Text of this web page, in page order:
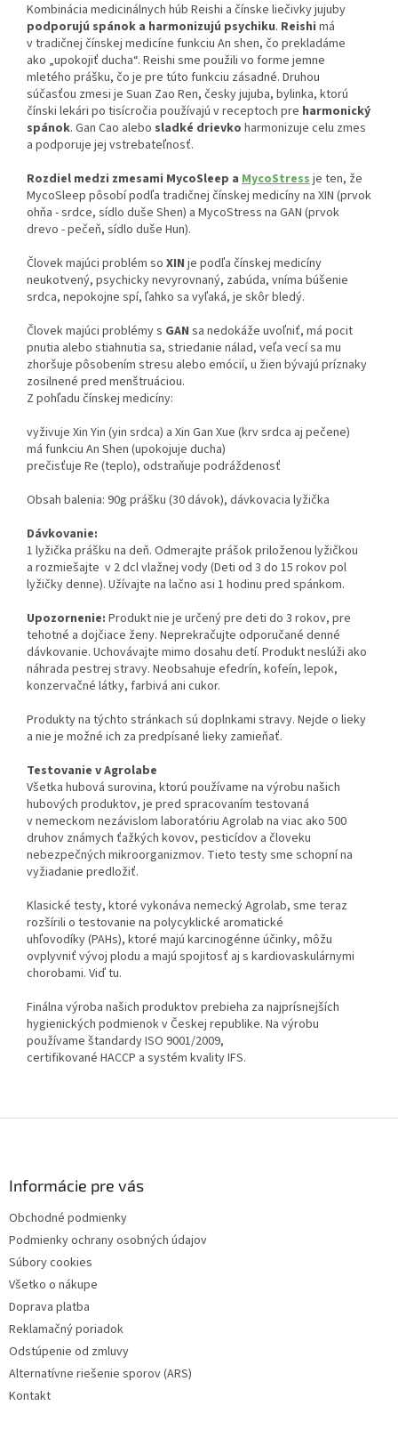
Kombinácia medicinálnych húb Reishi a čínske liečivky jujuby
podporujú spánok a harmonizujú psychiku. Reishi má
v tradičnej čínskej medicíne funkciu An shen, čo prekladáme
ako „upokojiť ducha“. Reishi sme použili vo forme jemne
mletého prášku, čo je pre túto funkciu zásadné. Druhou
súčasťou zmesi je Suan Zao Ren, česky jujuba, bylinka, ktorú
čínski lekári po tisícročia používajú v receptoch pre harmonický
spánok. Gan Cao alebo sladké drievko harmonizuje celu zmes
a podporuje jej vstrebateľnosť.
Rozdiel medzi zmesami MycoSleep a MycoStressje ten, že
MycoSleep pôsobí podľa tradičnej čínskej medicíny na XIN (prvok
ohňa - srdce, sídlo duše Shen) a MycoStress na GAN (prvok
drevo - pečeň, sídlo duše Hun).
Človek majúci problém so XIN je podľa čínskej medicíny
neukotvený, psychicky nevyrovnaný, zabúda, vníma búšenie
srdca, nepokojne spí, ľahko sa vyľaká, je skôr bledý.
Človek majúci problémy s GAN sa nedokáže uvoľniť, má pocit
pnutia alebo stiahnutia sa, striedanie nálad, veľa vecí sa mu
zhoršuje pôsobením stresu alebo emócií, u žien bývajú príznaky
zosilnené pred menštruáciou.
Z pohľadu čínskej medicíny:
vyživuje Xin Yin (yin srdca) a Xin Gan Xue (krv srdca aj pečene)
má funkciu An Shen (upokojuje ducha)
prečisťuje Re (teplo), odstraňuje podráždenosť
Obsah balenia: 90g prášku (30 dávok), dávkovacia lyžička
Dávkovanie:
1 lyžička prášku na deň. Odmerajte prášok priloženou lyžičkou
a rozmiešajte v 2 dcl vlažnej vody (Deti od 3 do 15 rokov pol
lyžičky denne). Užívajte na lačno asi 1 hodinu pred spánkom.
Upozornenie: Produkt nie je určený pre deti do 3 rokov, pre
tehotné a dojčiace ženy. Neprekračujte odporučané denné
dávkovanie. Uchovávajte mimo dosahu detí. Produkt neslúži ako
náhrada pestrej stravy. Neobsahuje efedrín, kofeín, lepok,
konzervačné látky, farbivá ani cukor.
Produkty na týchto stránkach sú doplnkami stravy. Nejde o lieky
a nie je možné ich za predpísané lieky zamieňať.
Testovanie v Agrolabe
Všetka hubová surovina, ktorú používame na výrobu našich
hubových produktov, je pred spracovaním testovaná
v nemeckom nezávislom laboratóriu Agrolab na viac ako 500
druhov známych ťažkých kovov, pesticídov a človeku
nebezpečných mikroorganizmov. Tieto testy sme schopní na
vyžiadanie predložiť.
Klasické testy, ktoré vykonáva nemecký Agrolab, sme teraz
rozšírili o testovanie na polycyklické aromatické
uhľovodíky (PAHs), ktoré majú karcinogénne účinky, môžu
ovplyvniť vývoj plodu a majú spojitosť aj s kardiovaskulárnymi
chorobami. Viď tu.
Finálna výroba našich produktov prebieha za najprísnejších
hygienických podmienok v Českej republike. Na výrobu
používame štandardy ISO 9001/2009,
certifikované HACCP a systém kvality IFS.
Informácie pre vás
Obchodné podmienky
Podmienky ochrany osobných údajov
Súbory cookies
Všetko o nákupe
Doprava platba
Reklamačný poriadok
Odstúpenie od zmluvy
Alternatívne riešenie sporov (ARS)
Kontakt